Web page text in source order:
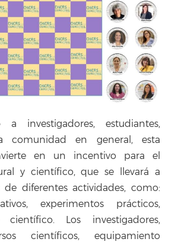
investigadores, estudiantes,
comunidad en general, esta
en un incentivo para el
y científico, que se llevará a
diferentes actividades, como:
experimentos prácticos,
Los investigadores,
científicos, equipamiento